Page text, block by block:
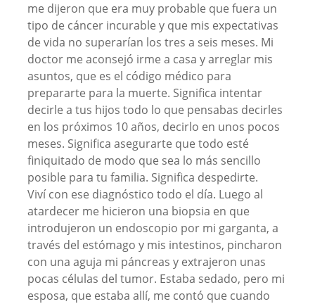
me dijeron que era muy probable que fuera un
tipo de cáncer incurable y que mis expectativas
de vida no superarían los tres a seis meses. Mi
doctor me aconsejó irme a casa y arreglar mis
asuntos, que es el código médico para
prepararte para la muerte. Significa intentar
decirle a tus hijos todo lo que pensabas decirles
en los próximos 10 años, decirlo en unos pocos
meses. Significa asegurarte que todo esté
finiquitado de modo que sea lo más sencillo
posible para tu familia. Significa despedirte.
Viví con ese diagnóstico todo el día. Luego al
atardecer me hicieron una biopsia en que
introdujeron un endoscopio por mi garganta, a
través del estómago y mis intestinos, pincharon
con una aguja mi páncreas y extrajeron unas
pocas células del tumor. Estaba sedado, pero mi
esposa, que estaba allí, me contó que cuando